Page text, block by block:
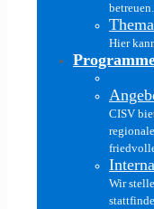
betreuen.
Hier
CISV
Wir